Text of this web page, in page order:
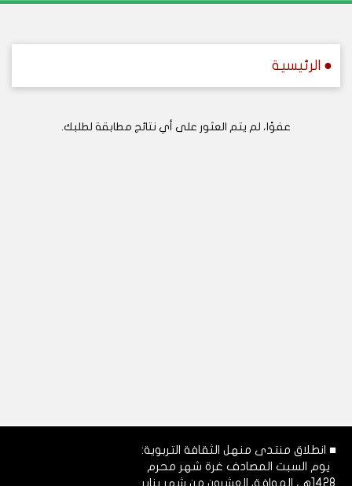
● الرئيسية
عفوًا، لم يتم العثور على أي نتائج مطابقة لطلبك.
■ انطلاق منتدى منهل الثقافة التربوية:
يوم السبت المصادف غرة شهر محرم
1428هـ، الموافق العشرون من شهر يناير